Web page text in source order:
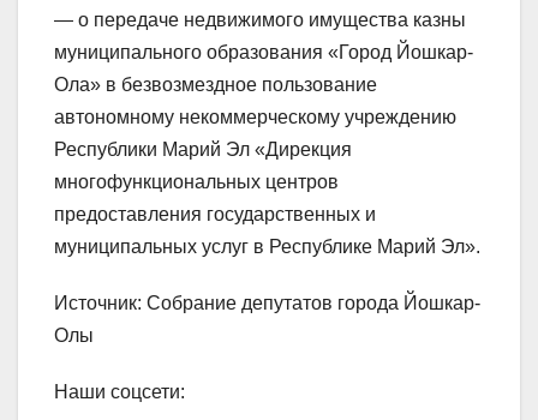
— о передаче недвижимого имущества казны
муниципального образования «Город Йошкар-
Ола» в безвозмездное пользование
автономному некоммерческому учреждению
Республики Марий Эл «Дирекция
многофункциональных центров
предоставления государственных и
муниципальных услуг в Республике Марий Эл».
Источник: Собрание депутатов города Йошкар-
Олы
Наши соцсети: